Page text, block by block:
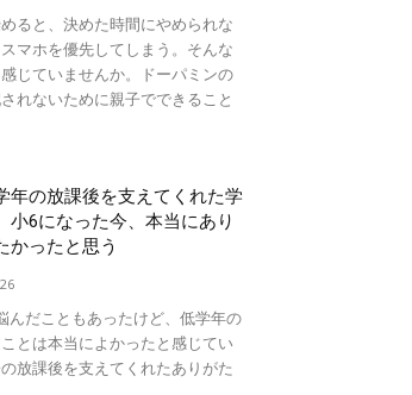
ると、決めた時間にやめられな
マホを優先してしまう。そんな
じていませんか。ドーパミンの
れないために親子でできること
年の放課後を支えてくれた学
小6になった今、本当にあり
かったと思う
んだこともあったけど、低学年の
とは本当によかったと感じてい
放課後を支えてくれたありがた